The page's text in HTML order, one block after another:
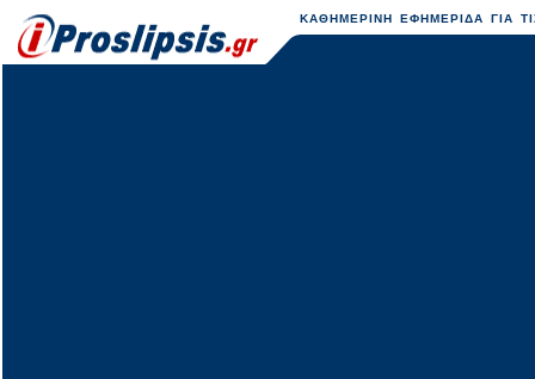
ΚΑΘΗΜΕΡΙΝΗ ΕΦΗΜΕΡΙΔΑ ΓΙΑ